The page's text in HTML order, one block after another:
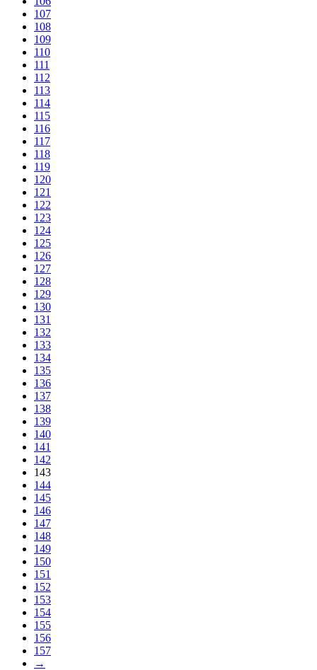
107
108
109
110
111
112
113
114
115
116
117
118
119
120
121
122
123
124
125
126
127
128
129
130
131
132
133
134
135
136
137
138
139
140
141
142
143
144
145
146
147
148
149
150
151
152
153
154
155
156
157
→